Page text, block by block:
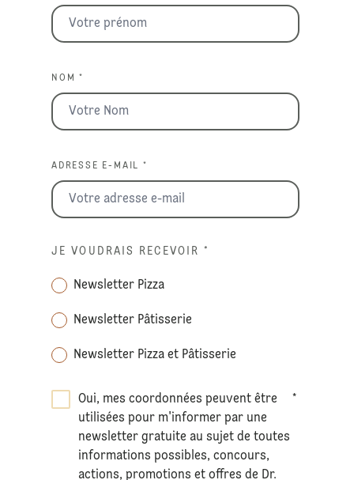
NOM *
ADRESSE E-MAIL *
JE VOUDRAIS RECEVOIR *
Newsletter Pizza
Newsletter Pâtisserie
Newsletter Pizza et Pâtisserie
Oui, mes coordonnées peuvent être
utilisées pour m'informer par une
newsletter gratuite au sujet de toutes
informations possibles, concours,
actions, promotions et offres de Dr.
*